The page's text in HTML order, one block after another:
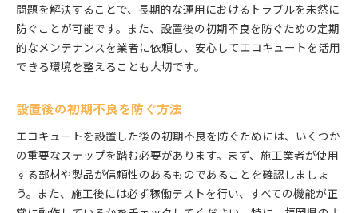
問題を解決することで、長期的な運用におけるトラブルを未然に
防ぐことが可能です。また、設置後の初期不良を防ぐための定期
的なメンテナンスを業者に依頼し、安心してエコキュートを活用
できる環境を整えることも大切です。
設置後の初期不良を防ぐ方法
エコキュートを設置した後の初期不良を防ぐためには、いくつか
の重要なステップを踏む必要があります。まず、施工業者が使用
する部材や製品が信頼性のあるものであることを確認しましょ
う。また、施工後には必ず稼働テストを行い、すべての機能が正